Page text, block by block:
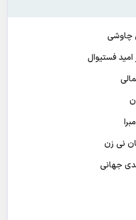
چاوشی
نی زن
جهانی